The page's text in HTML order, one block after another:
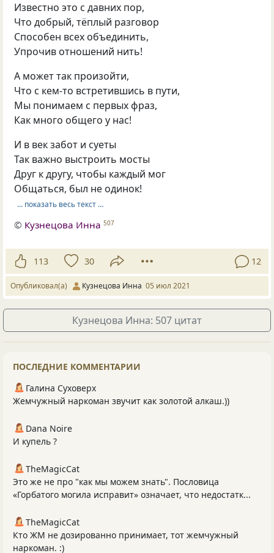
Известно это с давних пор,
Что добрый, тёплый разговор
Способен всех объединить,
Упрочив отношений нить!
А может так произойти,
Что с кем-то встретившись в пути,
Мы понимаем с первых фраз,
Как много общего у нас!
И в век забот и суеты
Так важно выстроить мосты
Друг к другу, чтобы каждый мог
Общаться, был не одинок!
… показать весь текст …
© Кузнецова Инна 507
113 30 12
Опубликовал(а) Кузнецова Инна 05 июл 2021
Кузнецова Инна: 507 цитат
ПОСЛЕДНИЕ КОММЕНТАРИИ
Галина Суховерх
Жемчужный наркоман звучит как золотой алкаш.))
Dana Noire
И купель ?
TheMagicCat
Это же не про "как мы можем знать". Пословица
«Горбатого могила исправит» означает, что недостатк...
TheMagicCat
Кто ЖМ не дозированно принимает, тот жемчужный
наркоман. :)